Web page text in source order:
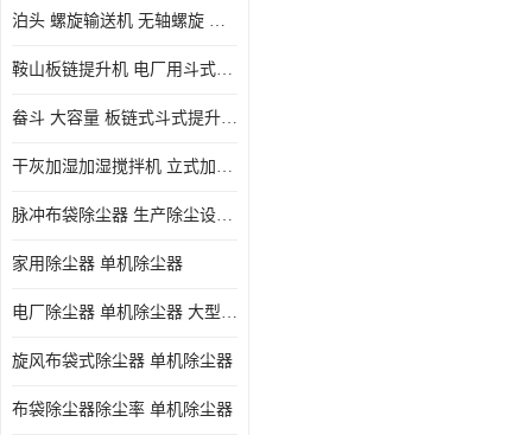
泊头 螺旋输送机 无轴螺旋 污泥螺旋输送机 规格齐全
鞍山板链提升机 电厂用斗式提升机 规格齐全
畚斗 大容量 板链式斗式提升机 正康斗提机厂家
干灰加湿加湿搅拌机 立式加湿机消化机 双轴
脉冲布袋除尘器 生产除尘设备厂家
家用除尘器 单机除尘器
电厂除尘器 单机除尘器 大型除尘器制作厂家
旋风布袋式除尘器 单机除尘器
布袋除尘器除尘率 单机除尘器